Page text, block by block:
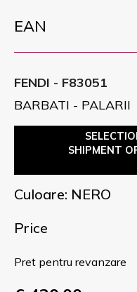
EAN
FENDI - F83051
BARBATI - PALARII
SHIPMENT
Culoare: NERO
Price
Pret pentru revanzare